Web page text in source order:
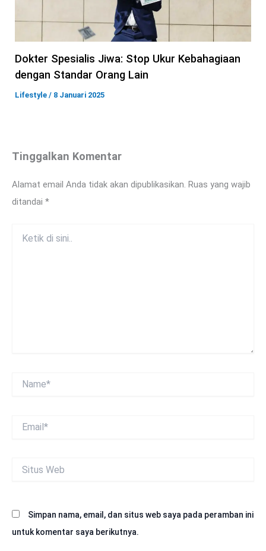
Dokter Spesialis Jiwa: Stop Ukur Kebahagiaan
dengan Standar Orang Lain
Lifestyle / 8 Januari 2025
Tinggalkan Komentar
Alamat email Anda tidak akan dipublikasikan. Ruas yang wajib
ditandai *
Web
Simpan nama, email, dan situs web saya pada peramban ini
untuk komentar saya berikutnya.